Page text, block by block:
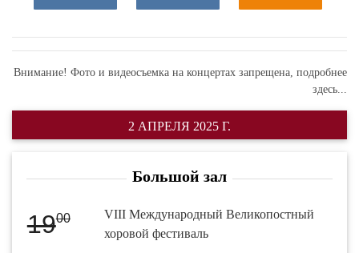
Внимание! Фото и видеосъемка на концертах запрещена, подробнее
здесь...
2 АПРЕЛЯ 2025 Г.
Большой зал
1900
VIII Международный Великопостный
хоровой фестиваль